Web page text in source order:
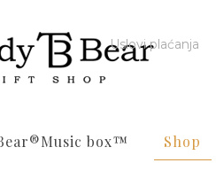
box™️ Shop
Uslovi plaćanja